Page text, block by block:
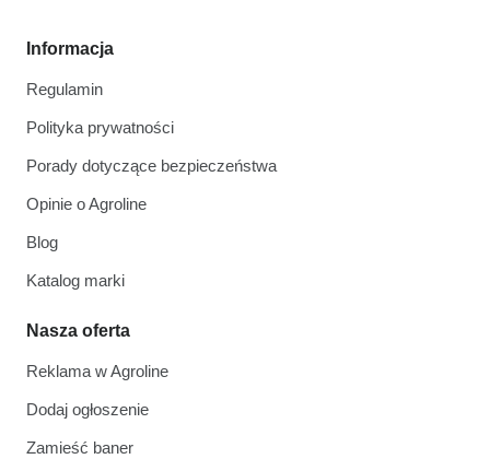
Informacja
Regulamin
Polityka prywatności
Porady dotyczące bezpieczeństwa
Opinie o Agroline
Blog
Katalog marki
Nasza oferta
Reklama w Agroline
Dodaj ogłoszenie
Zamieść baner